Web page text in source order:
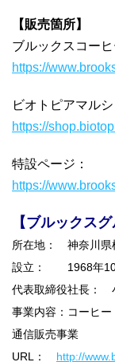
【販売箇所】
ブルックスコー
https://
ビオトピアマル
https://
特設ページ：
https://
【ブルックス
所在地： 神奈川県
設立： 1968年10
代表取締役社長：
事業内容：コーヒ
通信販売事業
URL： http://